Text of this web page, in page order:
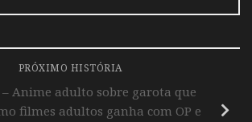
PRÓXIMO HISTÓRIA
Anime adulto sobre garota que
filmes adultos ganha com OP e